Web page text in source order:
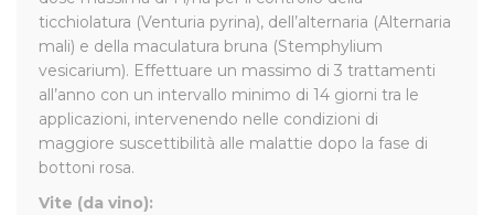
ticchiolatura (Venturia pyrina), dell’alternaria (Alternaria
mali) e della maculatura bruna (Stemphylium
vesicarium). Effettuare un massimo di 3 trattamenti
all’anno con un intervallo minimo di 14 giorni tra le
applicazioni, intervenendo nelle condizioni di
maggiore suscettibilità alle malattie dopo la fase di
bottoni rosa.
Vite (da vino):